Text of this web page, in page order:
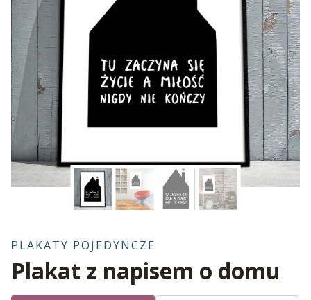
PLAKATY POJEDYNCZE
Plakat z napisem o domu